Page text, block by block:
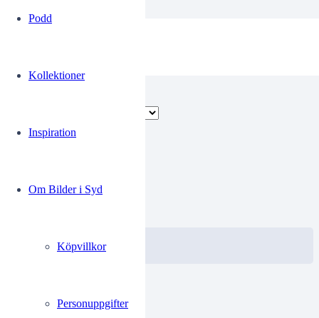
Podd
Kollektioner
Inspiration
Om Bilder i Syd
Köpvillkor
Personuppgifter
0.00kr
Välj alternativ
Yrk186